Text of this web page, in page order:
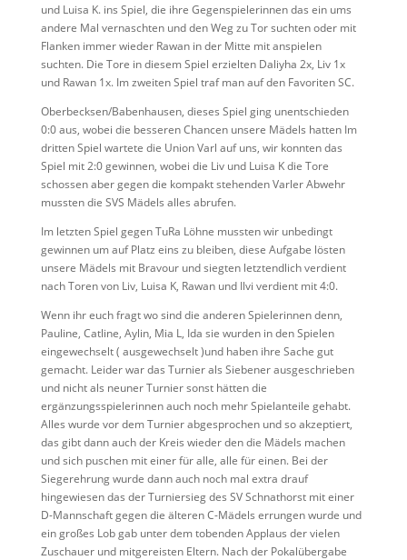
und Luisa K. ins Spiel, die ihre Gegenspielerinnen das ein ums
andere Mal vernaschten und den Weg zu Tor suchten oder mit
Flanken immer wieder Rawan in der Mitte mit anspielen
suchten. Die Tore in diesem Spiel erzielten Daliyha 2x, Liv 1x
und Rawan 1x. Im zweiten Spiel traf man auf den Favoriten SC.
Oberbecksen/Babenhausen, dieses Spiel ging unentschieden
0:0 aus, wobei die besseren Chancen unsere Mädels hatten Im
dritten Spiel wartete die Union Varl auf uns, wir konnten das
Spiel mit 2:0 gewinnen, wobei die Liv und Luisa K die Tore
schossen aber gegen die kompakt stehenden Varler Abwehr
mussten die SVS Mädels alles abrufen.
Im letzten Spiel gegen TuRa Löhne mussten wir unbedingt
gewinnen um auf Platz eins zu bleiben, diese Aufgabe lösten
unsere Mädels mit Bravour und siegten letztendlich verdient
nach Toren von Liv, Luisa K, Rawan und Ilvi verdient mit 4:0.
Wenn ihr euch fragt wo sind die anderen Spielerinnen denn,
Pauline, Catline, Aylin, Mia L, Ida sie wurden in den Spielen
eingewechselt ( ausgewechselt )und haben ihre Sache gut
gemacht. Leider war das Turnier als Siebener ausgeschrieben
und nicht als neuner Turnier sonst hätten die
ergänzungsspielerinnen auch noch mehr Spielanteile gehabt.
Alles wurde vor dem Turnier abgesprochen und so akzeptiert,
das gibt dann auch der Kreis wieder den die Mädels machen
und sich puschen mit einer für alle, alle für einen. Bei der
Siegerehrung wurde dann auch noch mal extra drauf
hingewiesen das der Turniersieg des SV Schnathorst mit einer
D-Mannschaft gegen die älteren C-Mädels errungen wurde und
ein großes Lob gab unter dem tobenden Applaus der vielen
Zuschauer und mitgereisten Eltern. Nach der Pokalübergabe